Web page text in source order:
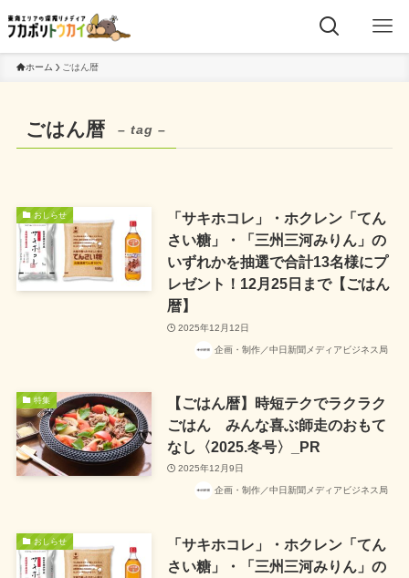
ホーム ごはん暦
ごはん暦 – tag –
おしらせ
「サキホコレ」・ホクレン「てん
さい糖」・「三州三河みりん」の
いずれかを抽選で合計13名様にプ
レゼント！12月25日まで【ごはん
暦】
2025年12月12日
企画・制作／中日新聞メディアビジネス局
特集
【ごはん暦】時短テクでラクラク
ごはん みんな喜ぶ師走のおもて
なし〈2025.冬号〉_PR
2025年12月9日
企画・制作／中日新聞メディアビジネス局
おしらせ
「サキホコレ」・ホクレン「てん
さい糖」・「三州三河みりん」の